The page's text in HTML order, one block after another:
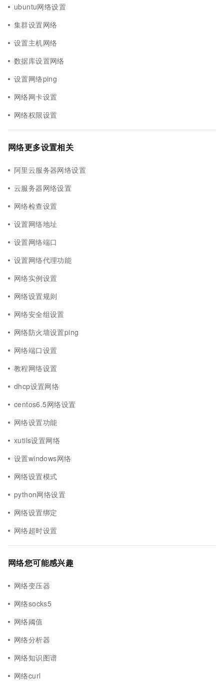
ubuntu网络设置
集群设置网络
设置主机网络
数据库设置网络
设置网络ping
网络网卡设置
网络权限设置
网络更多设置相关
阿里云服务器网络设置
云服务器网络设置
网络检查设置
设置网络地址
设置网络端口
设置网络代理功能
网络实例设置
网络设置规则
网络安全组设置
网络防火墙设置ping
网络端口设置
教程网络设置
dhcp设置网络
centos6.5网络设置
网络设置功能
xutils设置网络
设置windows网络
网络设置模式
python网络设置
网络设置绑定
网络超时设置
网络您可能感兴趣
网络变压器
网络socks5
网络阈值
网络分析器
网络知识图谱
网络curl